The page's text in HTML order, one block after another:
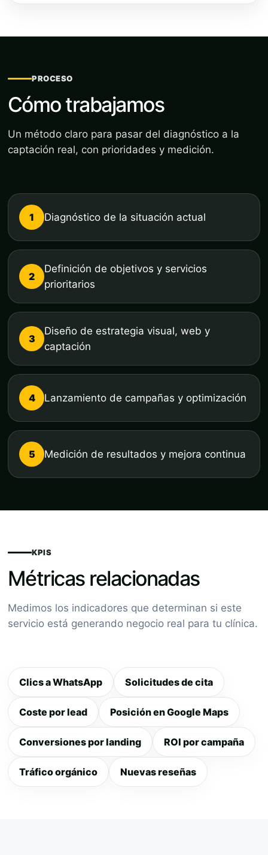
PROCESO
Cómo trabajamos
Un método claro para pasar del diagnóstico a la
captación real, con prioridades y medición.
1 Diagnóstico de la situación actual
2
Definición de objetivos y servicios
prioritarios
3
Diseño de estrategia visual, web y
captación
4 Lanzamiento de campañas y optimización
5 Medición de resultados y mejora continua
KPIS
Métricas relacionadas
Medimos los indicadores que determinan si este
servicio está generando negocio real para tu clínica.
Clics a WhatsApp Solicitudes de cita
Coste por lead Posición en Google Maps
Conversiones por landing ROI por campaña
Tráfico orgánico Nuevas reseñas